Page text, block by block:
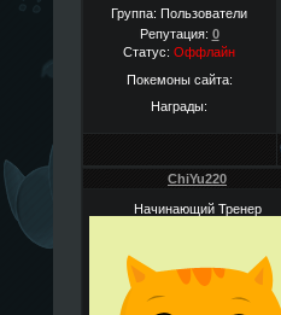
Группа: Пользователи
Репутация: 0
Статус: Оффлайн
Покемоны сайта:
Награды:
ChiYu220
Начинающий Тренер